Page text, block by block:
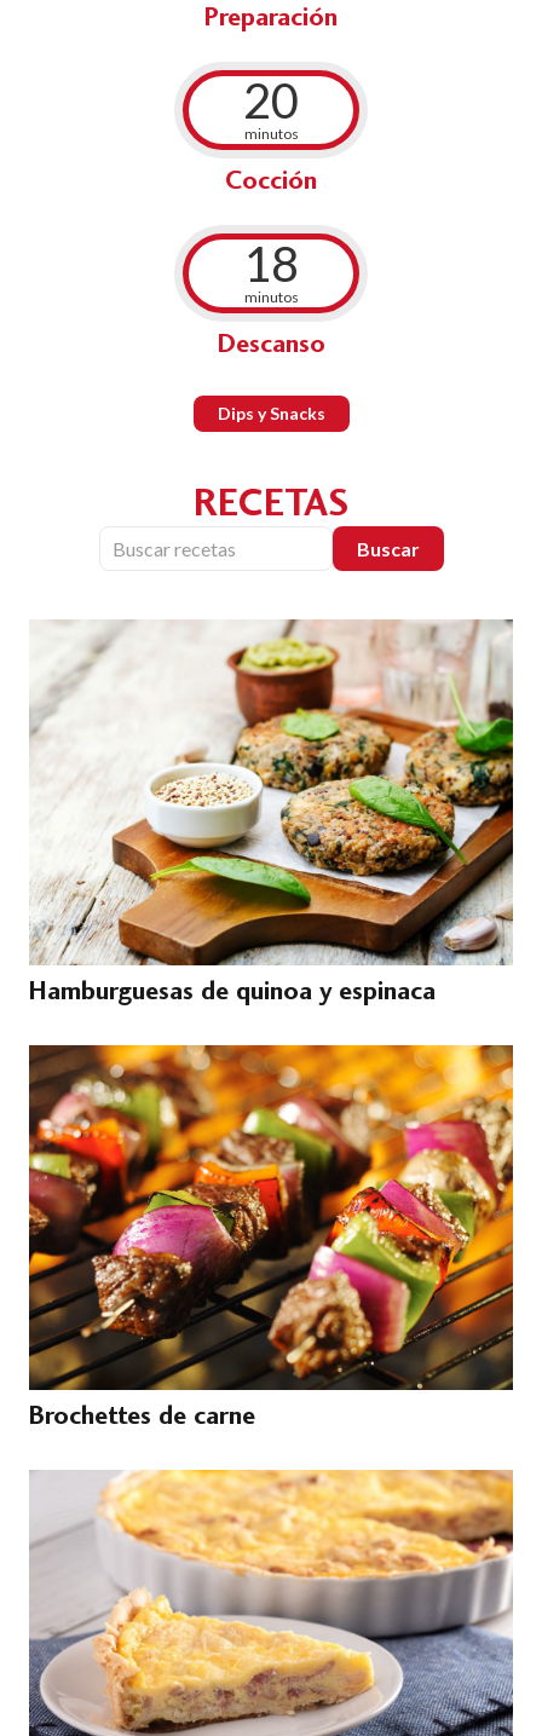
Preparación
20
minutos
Cocción
18
minutos
Descanso
Dips y Snacks
RECETAS
Buscar
Hamburguesas de quinoa y espinaca
Brochettes de carne